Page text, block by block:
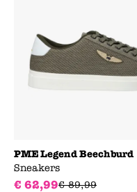
PME Legend Beechburd
Sneakers
€ 62,99€ 89,99